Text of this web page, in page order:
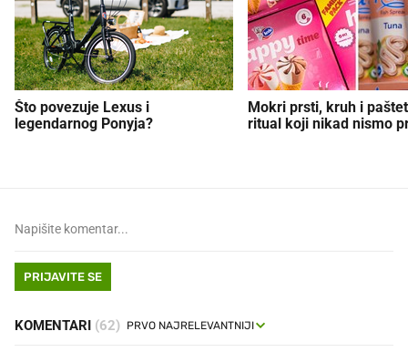
Što povezuje Lexus i
legendarnog Ponyja?
Mokri prsti, kruh i
ritual koji nikad nismo
PRIJAVITE SE
KOMENTARI (62)